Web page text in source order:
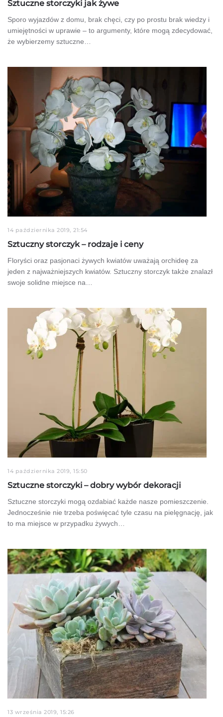
Sztuczne storczyki jak żywe
Sporo wyjazdów z domu, brak chęci, czy po prostu brak wiedzy i
umiejętności w uprawie – to argumenty, które mogą zdecydować,
że wybierzemy sztuczne…
14 października 2019, 21:54
Sztuczny storczyk – rodzaje i ceny
Floryści oraz pasjonaci żywych kwiatów uważają orchideę za
jeden z najważniejszych kwiatów. Sztuczny storczyk także znalazł
swoje solidne miejsce na…
14 października 2019, 15:50
Sztuczne storczyki – dobry wybór dekoracji
Sztuczne storczyki mogą ozdabiać każde nasze pomieszczenie.
Jednocześnie nie trzeba poświęcać tyle czasu na pielęgnację, jak
to ma miejsce w przypadku żywych…
13 września 2019, 15:26